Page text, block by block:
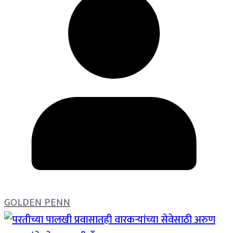
GOLDEN PENN